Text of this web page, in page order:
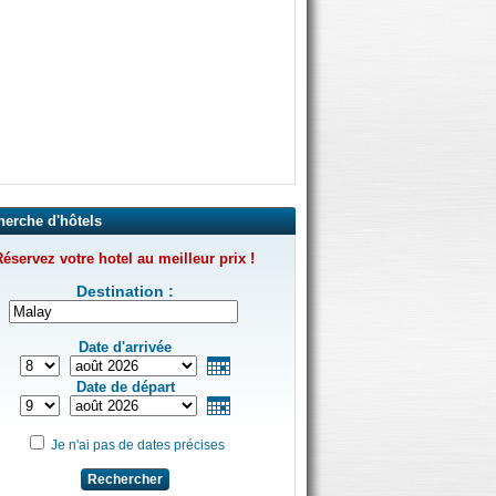
d'hôtels
votre hotel au meilleur prix !
Destination :
Date d'arrivée
Date de départ
Je n'ai pas de dates précises
Rechercher